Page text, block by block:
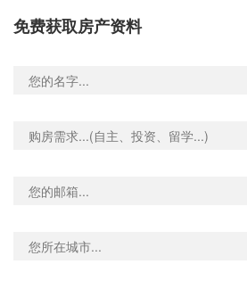
Stop T, 72 Grand Drive, 伦敦, SW20 9DY, 英国
免费获取房产资料